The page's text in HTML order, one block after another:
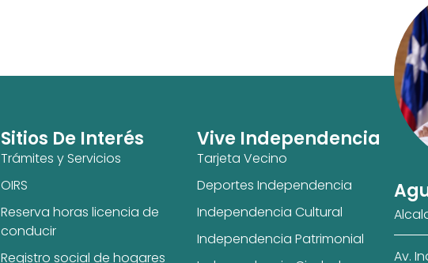
Sitios De Interés
Trámites y Servicios
OIRS
Reserva horas licencia de
conducir
Registro social de hogares
Vive Independencia
Tarjeta Vecino
Deportes Independencia
Independencia Cultural
Independencia Patrimonial
Av.